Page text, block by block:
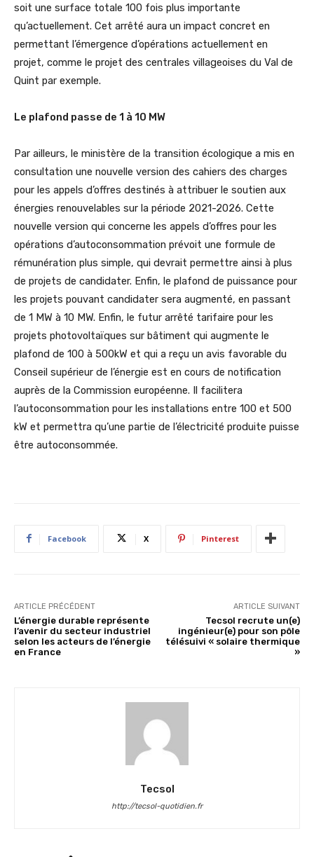
soit une surface totale 100 fois plus importante
qu’actuellement. Cet arrêté aura un impact concret en
permettant l’émergence d’opérations actuellement en
projet, comme le projet des centrales villageoises du Val de
Quint par exemple.
Le plafond passe de 1 à 10 MW
Par ailleurs, le ministère de la transition écologique a mis en
consultation une nouvelle version des cahiers des charges
pour les appels d’offres destinés à attribuer le soutien aux
énergies renouvelables sur la période 2021-2026. Cette
nouvelle version qui concerne les appels d’offres pour les
opérations d’autoconsommation prévoit une formule de
rémunération plus simple, qui devrait permettre ainsi à plus
de projets de candidater. Enfin, le plafond de puissance pour
les projets pouvant candidater sera augmenté, en passant
de 1 MW à 10 MW. Enfin, le futur arrêté tarifaire pour les
projets photovoltaïques sur bâtiment qui augmente le
plafond de 100 à 500kW et qui a reçu un avis favorable du
Conseil supérieur de l’énergie est en cours de notification
auprès de la Commission européenne. Il facilitera
l’autoconsommation pour les installations entre 100 et 500
kW et permettra qu’une partie de l’électricité produite puisse
être autoconsommée.
Facebook X Pinterest
ARTICLE PRÉCÉDENT
L’énergie durable représente
l’avenir du secteur industriel
selon les acteurs de l’énergie
en France
ARTICLE SUIVANT
Tecsol recrute un(e)
ingénieur(e) pour son pôle
télésuivi « solaire thermique
»
Tecsol
http://tecsol-quotidien.fr